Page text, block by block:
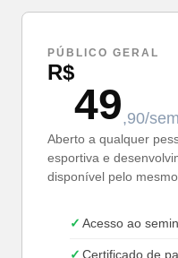
PÚBLICO GERAL
R$
49,90/
Aberto a qualquer
esportiva e
disponível pelo
Acesso ao
Certificado de